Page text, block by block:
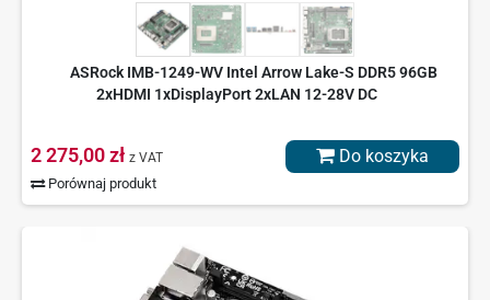
ASRock IMB-1249-WV Intel Arrow Lake-S DDR5 96GB
2xHDMI 1xDisplayPort 2xLAN 12-28V DC
2 275,00 zł z VAT
Porównaj produkt
Do koszyka